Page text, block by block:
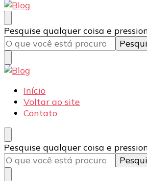
Blog
Dexpo – Displays e Expositores
Procurando
algo?
Pesquise qualquer coisa e
Blog
Dexpo – Displays e Expositores
Início
Voltar ao site
Contato
Procurando
algo?
Pesquise qualquer coisa e